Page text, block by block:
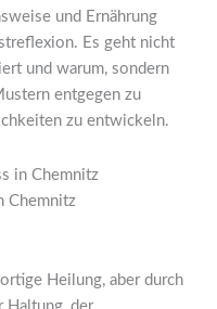
und Ernährung
Es geht nicht
und warum, sondern
entgegen zu
zu entwickeln.
Chemnitz
Heilung, aber durch